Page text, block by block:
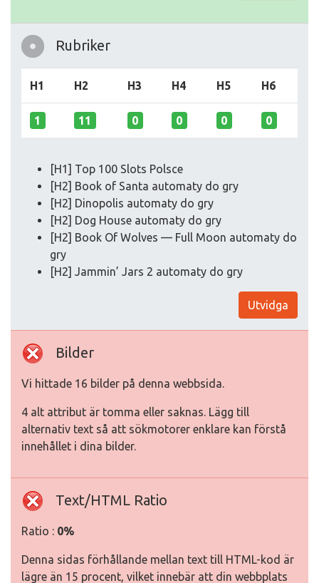
Rubriker
H1 H2 H3 H4 H5 H6
1 11 0 0 0 0
[H1] Top 100 Slots Polsce
[H2] Book of Santa automaty do gry
[H2] Dinopolis automaty do gry
[H2] Dog House automaty do gry
[H2] Book Of Wolves — Full Moon automaty do
gry
[H2] Jammin’ Jars 2 automaty do gry
Utvidga
Bilder
Vi hittade 16 bilder på denna webbsida.
4 alt attribut är tomma eller saknas. Lägg till
alternativ text så att sökmotorer enklare kan förstå
innehållet i dina bilder.
Text/HTML Ratio
Ratio : 0%
Denna sidas förhållande mellan text till HTML-kod är
lägre än 15 procent, vilket innebär att din webbplats